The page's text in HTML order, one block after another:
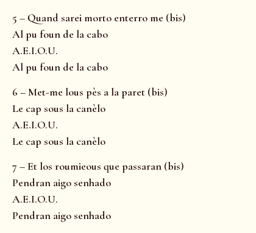
5 – Quand sarei morto enterro me (bis)
Al pu foun de la cabo
A.E.I.O.U.
Al pu foun de la cabo
6 – Met-me lous pès a la paret (bis)
Le cap sous la canèlo
A.E.I.O.U.
Le cap sous la canèlo
7 – Et los roumieous que passaran (bis)
Pendran aigo senhado
A.E.I.O.U.
Pendran aigo senhado